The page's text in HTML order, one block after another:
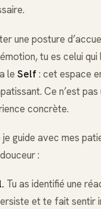
une posture
tu es celui
le Self: cet espace
Ce n’est
concrète.
guide avec mes
:
Tu as identifié une
et te fait sentir